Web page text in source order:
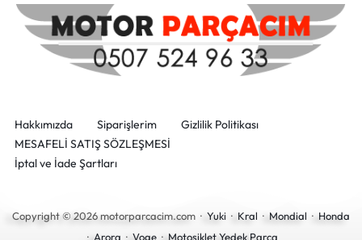
Hakkımızda Siparişlerim
Gizlilik Politikası
MESAFELİ SATIŞ SÖZLEŞMESİ
İptal ve İade Şartları
Copyright © 2026 motorparcacim.com · Yuki · Kral · Mondial · Honda
· Arora · Voge· Motosiklet Yedek Parça